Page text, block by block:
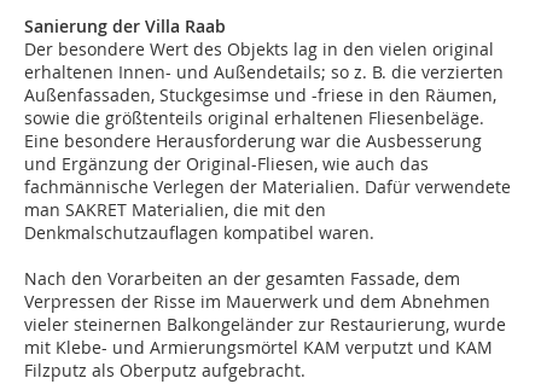
Sanierung der Villa Raab
Der besondere Wert des Objekts lag in den vielen original
erhaltenen Innen- und Außendetails; so z. B. die verzierten
Außenfassaden, Stuckgesimse und -friese in den Räumen,
sowie die größtenteils original erhaltenen Fliesenbeläge.
Eine besondere Herausforderung war die Ausbesserung
und Ergänzung der Original-Fliesen, wie auch das
fachmännische Verlegen der Materialien. Dafür verwendete
man SAKRET Materialien, die mit den
Denkmalschutzauflagen kompatibel waren.
Nach den Vorarbeiten an der gesamten Fassade, dem
Verpressen der Risse im Mauerwerk und dem Abnehmen
vieler steinernen Balkongeländer zur Restaurierung, wurde
mit Klebe- und Armierungsmörtel KAM verputzt und KAM
Filzputz als Oberputz aufgebracht.